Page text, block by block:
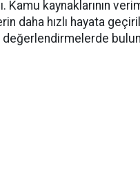
Kamu kaynaklarının
daha hızlı hayata
değerlendirmelerde